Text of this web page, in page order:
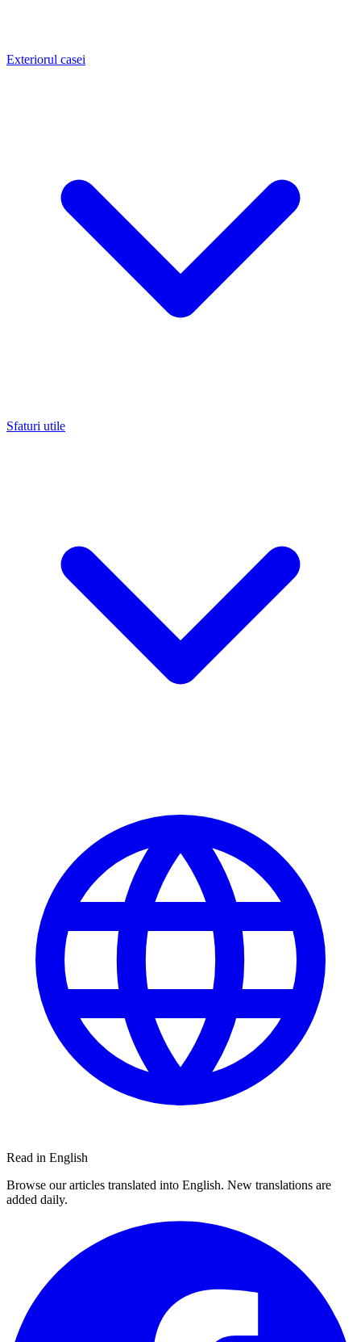
Exteriorul casei
Sfaturi utile
Read in English
Browse our articles translated into English. New translations are
added daily.